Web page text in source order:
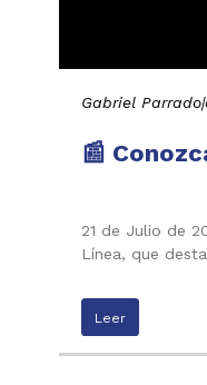
Gabriel Parrado|
📰
21 de Julio de
Línea, que
Leer